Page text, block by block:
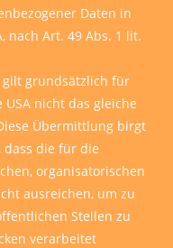
Daten in
nach Art. 49 Abs. 1 lit.
gilt grundsätzlich für
nicht das gleiche
Übermittlung birgt
dass die für die
organisatorischen
ausreichen, um zu
Stellen zu
verarbeitet